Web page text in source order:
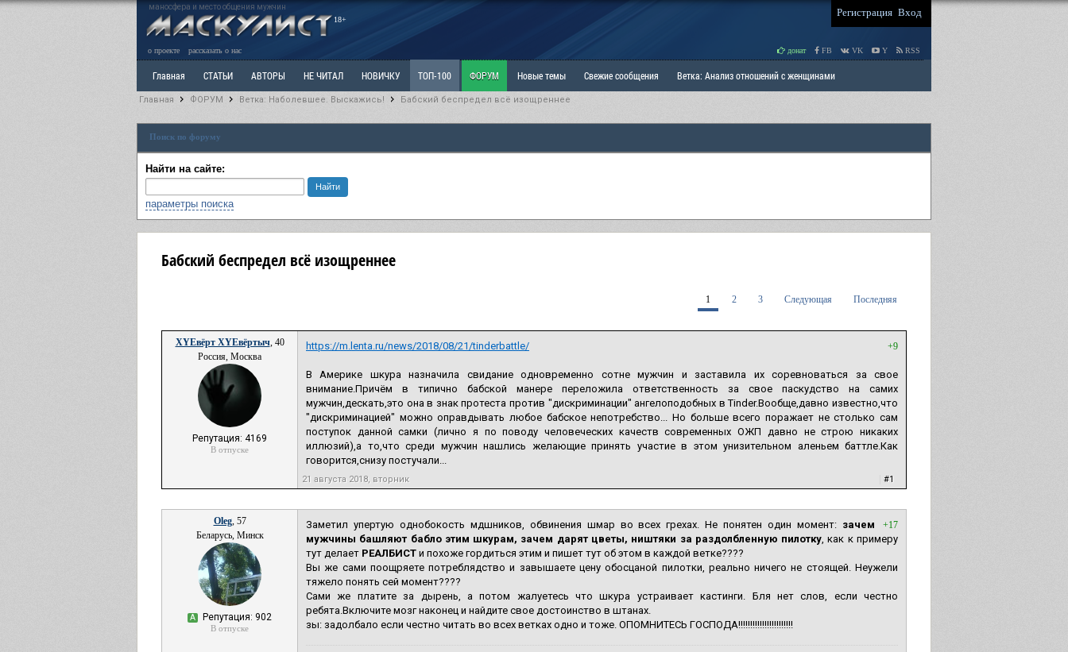
маносфера и место общения мужчин
18+
Регистрация Вход
о проекте рассказать о нас донат FB VK Y RSS
Главная СТАТЬИ АВТОРЫ НЕ ЧИТАЛ НОВИЧКУ ТОП-100 ФОРУМ Новые темы Свежие сообщения Ветка: Анализ отношений с женщинами
Ветка: Наболевшее. Выскажись! РАЗДЕЛ: Мы и Женщины
РАЗДЕЛ: Разное
Главная ФОРУМ Ветка: Наболевшее. Выскажись! Бабский беспредел всё изощреннее
Поиск по форуму
Найти на сайте:
параметры поиска
Бабский беспредел всё изощреннее
1 2 3 Следующая Последняя
XYEвёрт XYEвёртыч, 40
Россия, Москва
Репутация: 4169
В отпуске
+9
https://m.lenta.ru/news/2018/08/21/tinderbattle/
В Америке шкура назначила свидание одновременно сотне мужчин и заставила их соревноваться за свое
внимание.Причём в типично бабской манере переложила ответственность за свое паскудство на самих
мужчин,дескать,это она в знак протеста против "дискриминации" ангелоподобных в Tinder.Вообще,давно известно,что
"дискриминацией" можно оправдывать любое бабское непотребство... Но больше всего поражает не столько сам
поступок данной самки (лично я по поводу человеческих качеств современных ОЖП давно не строю никаких
иллюзий),а то,что среди мужчин нашлись желающие принять участие в этом унизительном аленьем баттле.Как
говорится,снизу постучали...
21 августа 2018, вторник #1
Oleg, 57
Беларусь, Минск
А Репутация: 902
В отпуске
+17
Заметил упертую однобокость мдшников, обвинения шмар во всех грехах. Не понятен один момент: зачем
мужчины башляют бабло этим шкурам, зачем дарят цветы, ништяки за раздолбленную пилотку, как к примеру
тут делает РЕАЛБИСТ и похоже гордиться этим и пишет тут об этом в каждой ветке????
Вы же сами поощряете потреблядство и завышаете цену обосцаной пилотки, реально ничего не стоящей. Неужели
тяжело понять сей момент????
Сами же платите за дырень, а потом жалуетесь что шкура устраивает кастинги. Бля нет слов, если честно
ребята.Включите мозг наконец и найдите свое достоинство в штанах.
зы: задолбало если честно читать во всех ветках одно и тоже. ОПОМНИТЕСЬ ГОСПОДА!!!!!!!!!!!!!!!!!!!!!!!